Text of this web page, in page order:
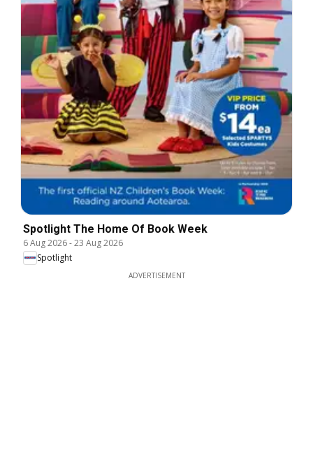
Spotlight The Home Of Book Week
6 Aug 2026-23 Aug 2026
Spotlight
ADVERTISEMENT